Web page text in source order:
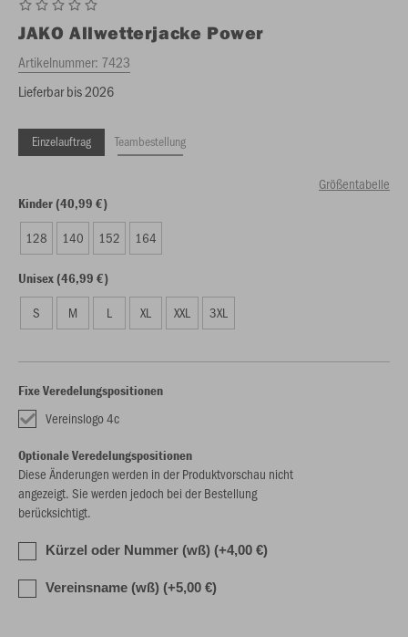
JAKO Allwetterjacke Power
Artikelnummer: 7423
Lieferbar bis 2026
Einzelauftrag Teambestellung
Größentabelle
Kinder (40,99 €)
128 140 152 164
Unisex (46,99 €)
S M L XL XXL 3XL
Fixe Veredelungspositionen
Vereinslogo 4c
Optionale Veredelungspositionen
Diese Änderungen werden in der Produktvorschau nicht
angezeigt. Sie werden jedoch bei der Bestellung
berücksichtigt.
Kürzel oder Nummer (wß) (+4,00 €)
Vereinsname (wß) (+5,00 €)